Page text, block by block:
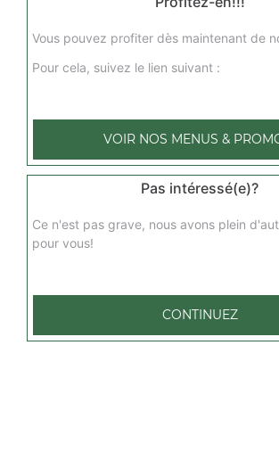
Coca cola 50 cl
2.00€
Fanta 50 cl
2.00€
Orangina 50 cl
Oasis tropical 50 cl
2.00€
Vous pouvez profiter dès maintenant de
Pour cela, suivez le lien suivant :
VOIR NOS MENUS &
Pas intéressé(e)?
Ce n'est pas grave, nous avons plein
pour vous!
CONTINUEZ